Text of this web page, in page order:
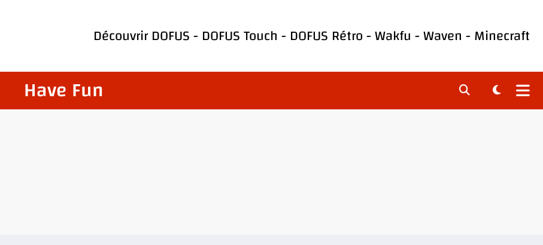
DécouvrirDOFUS-DOFUS Touch-DOFUS Rétro-Wakfu-Waven-Minecraft
Have Fun